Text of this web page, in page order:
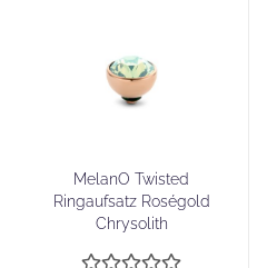
MelanO Twisted
Ringaufsatz Roségold
Chrysolith